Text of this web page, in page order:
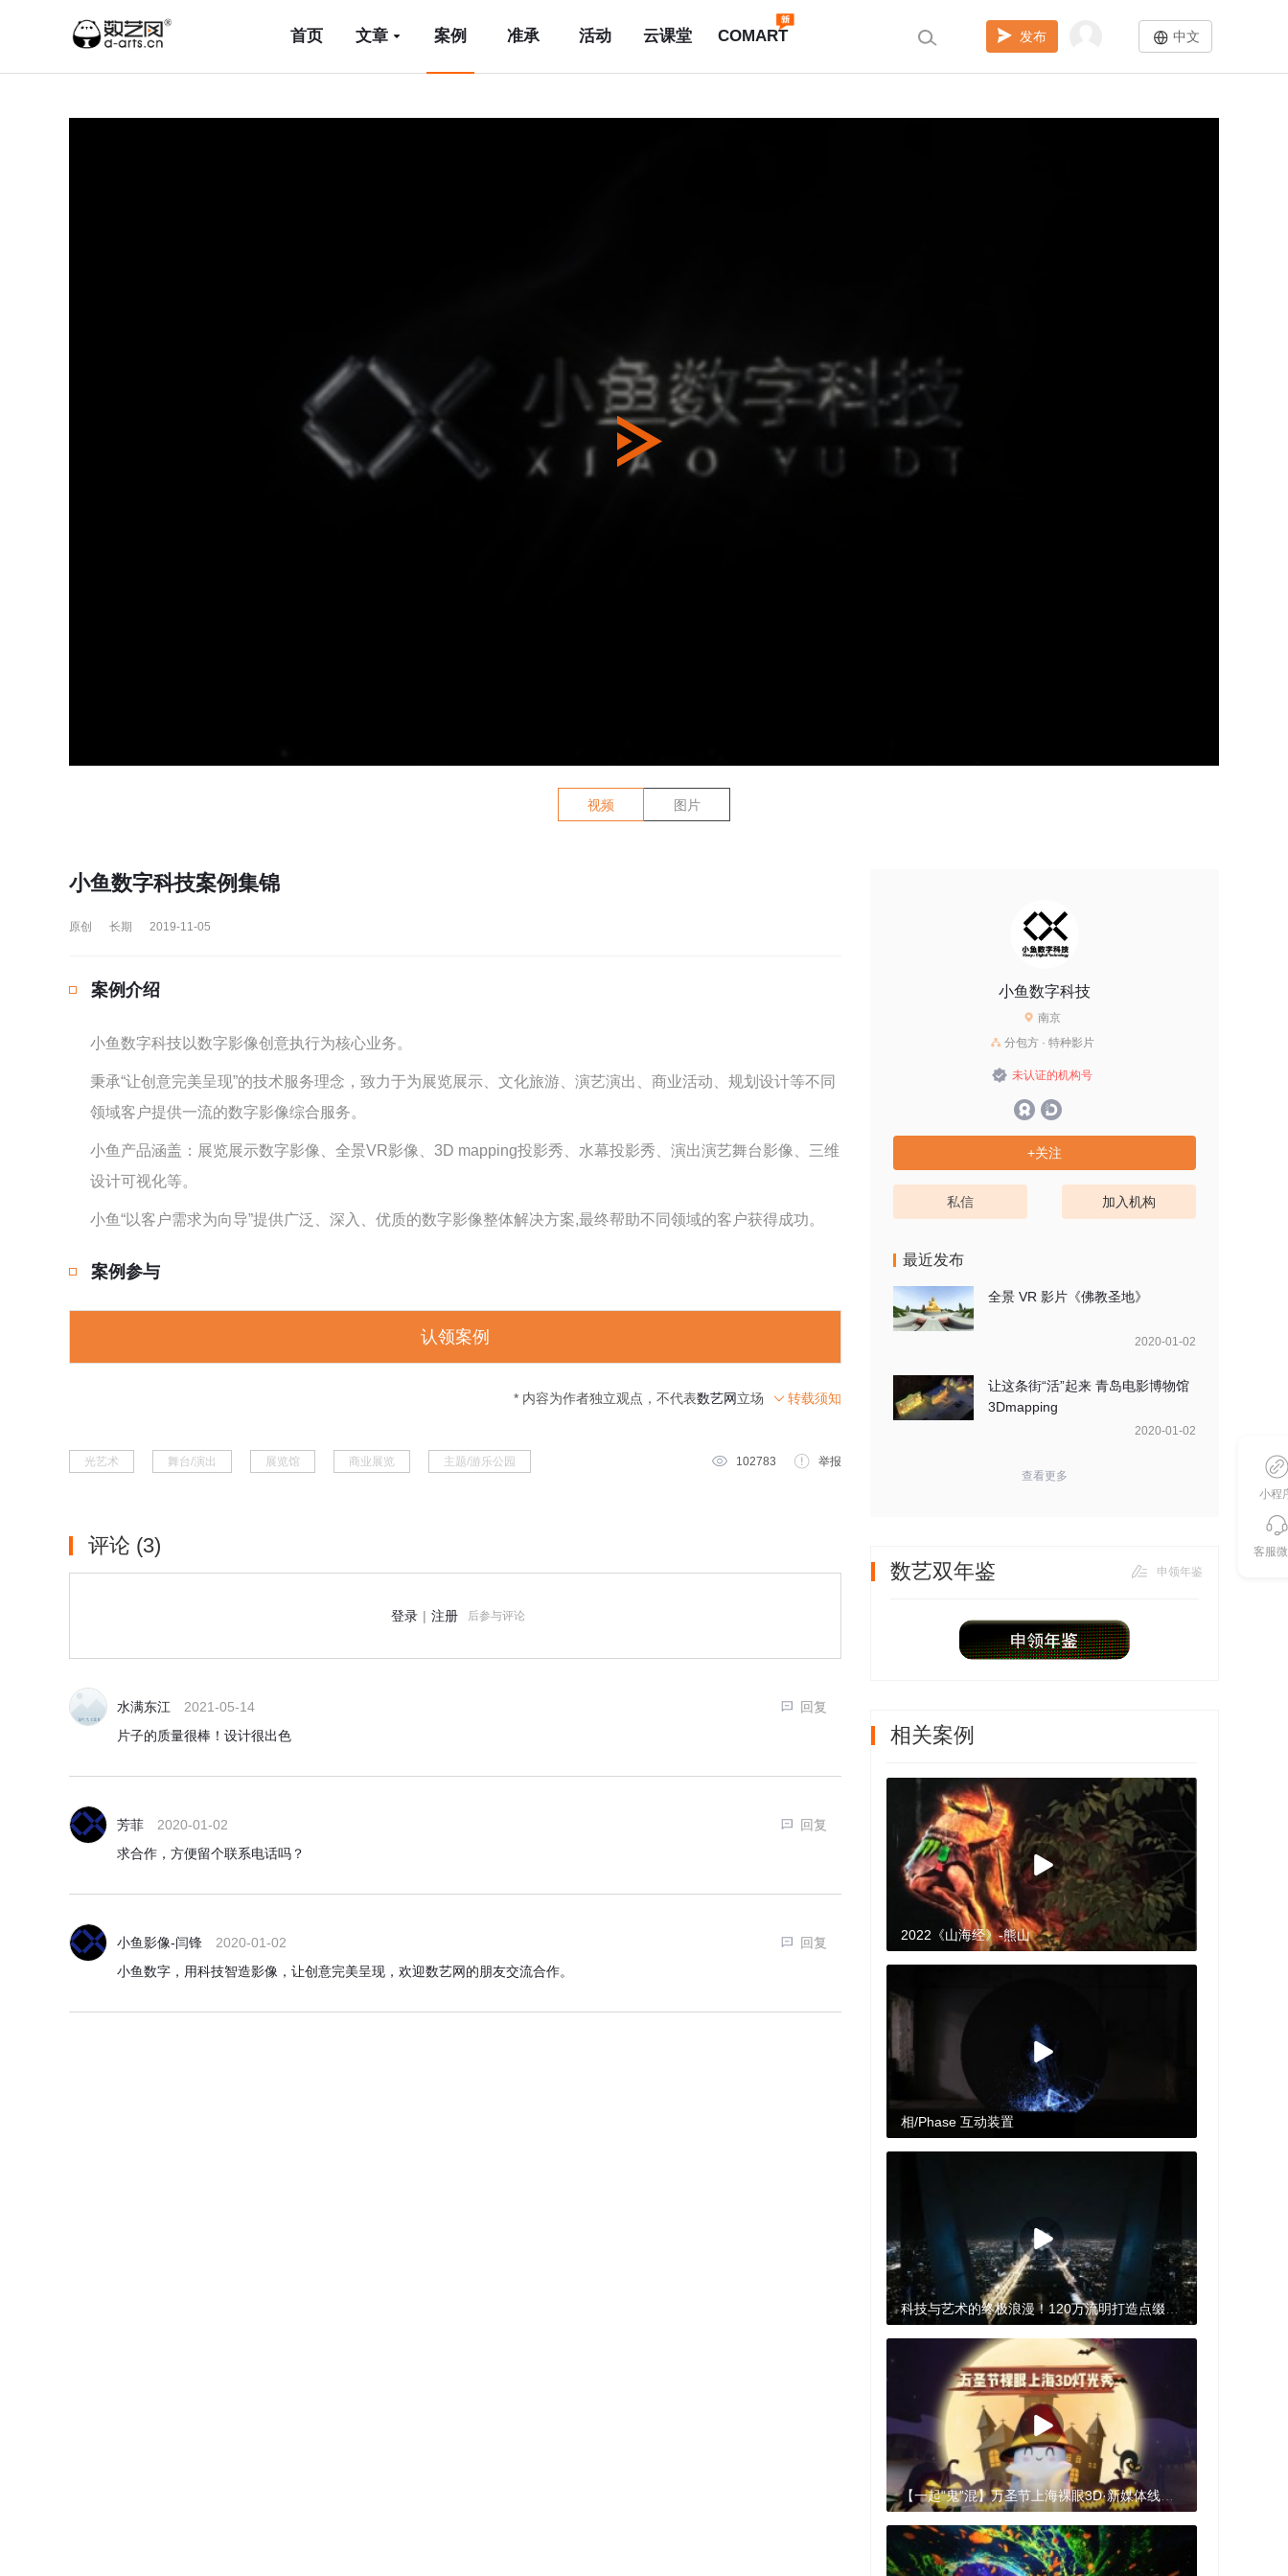
首页 文章 案例 准承 活动 云课堂 COMART 发布 中文
视频 图片
小鱼数字科技案例集锦
原创 长期 2019-11-05
案例介绍
小鱼数字科技以数字影像创意执行为核心业务。
秉承“让创意完美呈现”的技术服务理念，致力于为展览展示、文化旅游、演艺演出、商业活动、规划设计等不同
领域客户提供一流的数字影像综合服务。
小鱼产品涵盖：展览展示数字影像、全景VR影像、3D mapping投影秀、水幕投影秀、演出演艺舞台影像、三维
设计可视化等。
小鱼“以客户需求为向导”提供广泛、深入、优质的数字影像整体解决方案,最终帮助不同领域的客户获得成功。
案例参与
认领案例
* 内容为作者独立观点，不代表数艺网立场  转载须知
光艺术 舞台/演出 展览馆 商业展览 主题/游乐公园 102783 举报
评论 (3)
登录 | 注册 后参与评论
水满东江 2021-05-14
回复
片子的质量很棒！设计很出色
芳菲 2020-01-02
回复
求合作，方便留个联系电话吗？
小鱼影像-闫锋 2020-01-02
回复
小鱼数字，用科技智造影像，让创意完美呈现，欢迎数艺网的朋友交流合作。
小鱼数字科技
南京
分包方 · 特种影片
未认证的机构号
+关注
私信 加入机构
最近发布
全景 VR 影片《佛教圣地》
2020-01-02
让这条街“活”起来 青岛电影博物馆
3Dmapping
2020-01-02
查看更多
数艺双年鉴 申领年鉴
相关案例
2022《山海经》-熊山
相/Phase 互动装置
科技与艺术的终极浪漫！120万流明打造点缀夜空的“恒星”
【一起“鬼”混】万圣节上海裸眼3D·新媒体线下交互装置展示“捣蛋鬼”来了！
小程
客服